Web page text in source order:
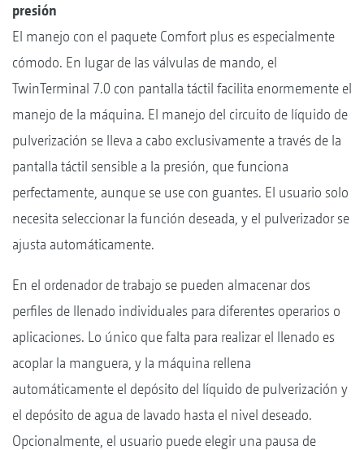
presión
El manejo con el paquete Comfort plus es especialmente
cómodo. En lugar de las válvulas de mando, el
TwinTerminal 7.0 con pantalla táctil facilita enormemente el
manejo de la máquina. El manejo del circuito de líquido de
pulverización se lleva a cabo exclusivamente a través de la
pantalla táctil sensible a la presión, que funciona
perfectamente, aunque se use con guantes. El usuario solo
necesita seleccionar la función deseada, y el pulverizador se
ajusta automáticamente.
En el ordenador de trabajo se pueden almacenar dos
perfiles de llenado individuales para diferentes operarios o
aplicaciones. Lo único que falta para realizar el llenado es
acoplar la manguera, y la máquina rellena
automáticamente el depósito del líquido de pulverización y
el depósito de agua de lavado hasta el nivel deseado.
Opcionalmente, el usuario puede elegir una pausa de